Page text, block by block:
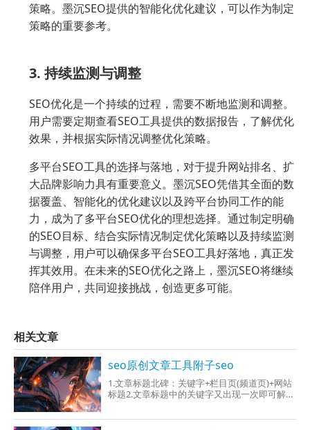
策略。墨沉SEO提供的智能化优化建议，可以作为制定
策略的重要参考。
3. 持续监测与调整
SEO优化是一个持续的过程，需要不断地监测和调整。
用户需要定期查看SEO工具提供的数据报告，了解优化
效果，并根据实际情况调整优化策略。
多平台SEO工具的选择与落地，对于提升网站排名、扩
大品牌影响力具有重要意义。墨沉SEO凭借其全面的数
据覆盖、智能化的优化建议以及跨平台协同工作的能
力，成为了多平台SEO优化的理想选择。通过制定明确
的SEO目标、结合实际情况制定优化策略以及持续监测
与调整，用户可以确保多平台SEO工具好落地，真正发
挥其效用。在未来的SEO优化之路上，墨沉SEO将继续
陪伴用户，共同迎接挑战，创造更多可能。
相关文章
seo原创文章工具附子seo
1.文章标题北碑：关键字+栏目页(频道页)+网站
标题2.文章标题中的关键字又出现一次即可解
好，也会分散关键字排名3.文章标题的长度肯定
操纵在36个字以上，在搜索引擎的搜索结果